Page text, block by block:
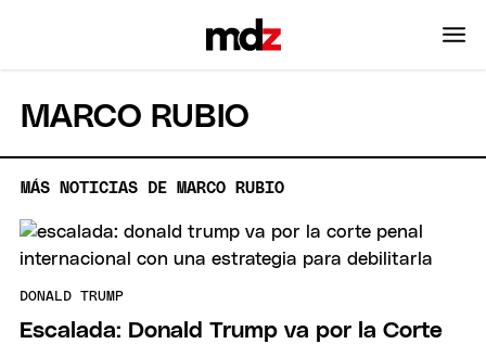
MARCO RUBIO
MÁS NOTICIAS DE MARCO RUBIO
DONALD TRUMP
Escalada: Donald Trump va por la Corte